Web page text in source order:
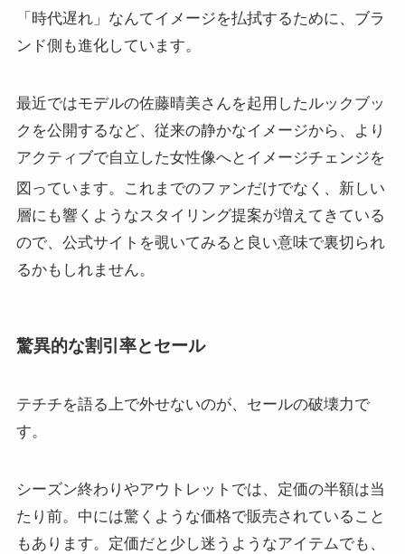
「時代遅れ」なんてイメージを払拭するために、ブラ
ンド側も進化しています。
最近ではモデルの佐藤晴美さんを起用したルックブッ
クを公開するなど、従来の静かなイメージから、より
アクティブで自立した女性像へとイメージチェンジを
図っています。これまでのファンだけでなく、新しい
層にも響くようなスタイリング提案が増えてきている
ので、公式サイトを覗いてみると良い意味で裏切られ
るかもしれません。
驚異的な割引率とセール
テチチを語る上で外せないのが、セールの破壊力で
す。
シーズン終わりやアウトレットでは、定価の半額は当
たり前。中には驚くような価格で販売されていること
もあります。定価だと少し迷うようなアイテムでも、